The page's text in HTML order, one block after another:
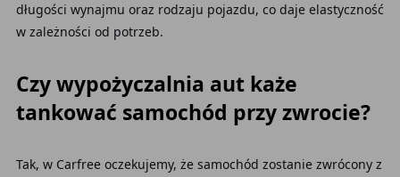
długości wynajmu oraz rodzaju pojazdu, co daje elastyczność
w zależności od potrzeb.
Czy wypożyczalnia aut każe
tankować samochód przy zwrocie?
Tak, w Carfree oczekujemy, że samochód zostanie zwrócony z